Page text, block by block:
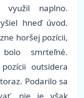
využil naplno.
hneď úvod.
horšej pozícii,
smrteľné.
outsidera
Podarilo sa